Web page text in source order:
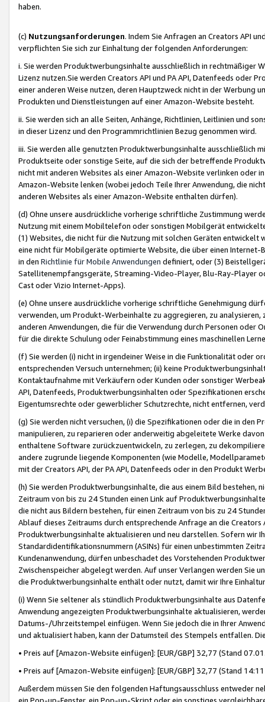
haben.
(c) Nutzungsanforderungen. Indem Sie Anfragen an Creators API
verpflichten Sie sich zur Einhaltung der folgenden Anforderungen:
i. Sie werden Produktwerbungsinhalte ausschließlich in rechtmäßiger
Lizenz nutzen.Sie werden Creators API und PA API, Datenfeeds oder
einer anderen Weise nutzen, deren Hauptzweck nicht in der Werbung
Produkten und Dienstleistungen auf einer Amazon-Website besteht.
ii. Sie werden sich an alle Seiten, Anhänge, Richtlinien, Leitlinien und
in dieser Lizenz und den Programmrichtlinien Bezug genommen wird.
iii. Sie werden alle genutzten Produktwerbungsinhalte ausschließlich
Produktseite oder sonstige Seite, auf die sich der betreffende
nicht mit anderen Websites als einer Amazon-Website verlinken oder
Amazon-Website lenken (wobei jedoch Teile Ihrer Anwendung, die
anderen Websites als einer Amazon-Website enthalten dürfen).
(d) Ohne unsere ausdrückliche vorherige schriftliche Zustimmung
Nutzung mit einem Mobiltelefon oder sonstigen Mobilgerät
(1) Websites, die nicht für die Nutzung mit solchen Geräten
eine nicht für Mobilgeräte optimierte Website, die über einen
in den Richtlinie für Mobile Anwendungen definiert, oder (3)
Satellitenempfangsgeräte, Streaming-Video-Player, Blu-Ray-Player
Cast oder Vizio Internet-Apps).
(e) Ohne unsere ausdrückliche vorherige schriftliche Genehmigung
verwenden, um Produkt-Werbeinhalte zu aggregieren, zu
anderen Anwendungen, die für die Verwendung durch Personen
für die direkte Schulung oder Feinabstimmung eines maschinellen
(f) Sie werden (i) nicht in irgendeiner Weise in die Funktionalität oder
entsprechenden Versuch unternehmen; (ii) keine
Kontaktaufnahme mit Verkäufern oder Kunden oder sonstiger
API, Datenfeeds, Produktwerbungsinhalten oder Spezifikationen
Eigentumsrechte oder gewerblicher Schutzrechte, nicht entfernen,
(g) Sie werden nicht versuchen, (i) die Spezifikationen oder die in
manipulieren, zu reparieren oder anderweitig abgeleitete Werke
enthaltene Software zurückzuentwickeln, zu zerlegen, zu
andere zugrunde liegende Komponenten (wie Modelle,
mit der Creators API, der PA API, Datenfeeds oder in den Produkt
(h) Sie werden Produktwerbungsinhalte, die aus einem Bild bestehen,
Zeitraum von bis zu 24 Stunden einen Link auf
die nicht aus Bildern bestehen, für einen Zeitraum von bis zu 24
Ablauf dieses Zeitraums durch entsprechende Anfrage an die
Produktwerbungsinhalte aktualisieren und neu darstellen. Sofern wir
Standardidentifikationsnummern (ASINs) für einen unbestimmten
Kundenanwendung, dürfen unbeschadet des Vorstehenden
Zwischenspeicher abgelegt werden. Auf unser Verlangen werden Sie
die Produktwerbungsinhalte enthält oder nutzt, damit wir Ihre
(i) Wenn Sie seltener als stündlich Produktwerbungsinhalte aus
Anwendung angezeigten Produktwerbungsinhalte aktualisieren,
Datums-/Uhrzeitstempel einfügen. Wenn Sie jedoch die in Ihrer
und aktualisiert haben, kann der Datumsteil des Stempels entfallen.
• Preis auf [Amazon-Website einfügen]: [EUR/GBP] 32,77 (Stand
• Preis auf [Amazon-Website einfügen]: [EUR/GBP] 32,77 (Stand
Außerdem müssen Sie den folgenden Haftungsausschluss entweder
ein Pop-up-Fenster, ein Pop-up-Skript oder ein sonstiges